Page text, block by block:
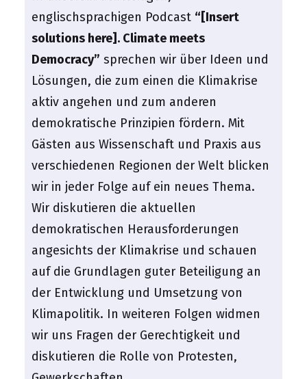
englischsprachigen Podcast “[Insert
solutions here]. Climate meets
Democracy” sprechen wir über Ideen und
Lösungen, die zum einen die Klimakrise
aktiv angehen und zum anderen
demokratische Prinzipien fördern. Mit
Gästen aus Wissenschaft und Praxis aus
verschiedenen Regionen der Welt blicken
wir in jeder Folge auf ein neues Thema.
Wir diskutieren die aktuellen
demokratischen Herausforderungen
angesichts der Klimakrise und schauen
auf die Grundlagen guter Beteiligung an
der Entwicklung und Umsetzung von
Klimapolitik. In weiteren Folgen widmen
wir uns Fragen der Gerechtigkeit und
diskutieren die Rolle von Protesten,